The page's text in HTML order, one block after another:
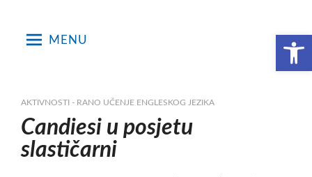
Open toolbar
MENU
AKTIVNOSTI - RANO UČENJE ENGLESKOG JEZIKA
Candiesi u posjetu
slastičarni